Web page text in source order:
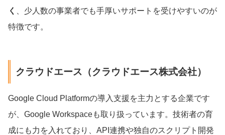
く
、少人数の事業者でも手厚いサポートを受けやすいのが
特徴です。
クラウドエース（クラウドエース株式会社）
Google Cloud Platformの導入支援を主力とする企業です
が、Google Workspaceも取り扱っています。技術者の育
成にも力を入れており、API連携や独自のスクリプト開発